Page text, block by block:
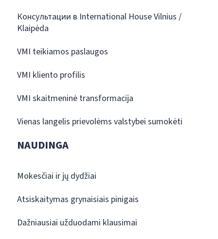
Консультации в International House Vilnius /
Klaipėda
VMI teikiamos paslaugos
VMI kliento profilis
VMI skaitmeninė transformacija
Vienas langelis prievolėms valstybei sumokėti
NAUDINGA
Mokesčiai ir jų dydžiai
Atsiskaitymas grynaisiais pinigais
Dažniausiai užduodami klausimai